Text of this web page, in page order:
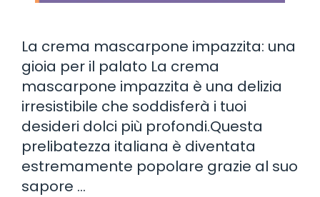
La crema mascarpone impazzita: una
gioia per il palato La crema
mascarpone impazzita è una delizia
irresistibile che soddisferà i tuoi
desideri dolci più profondi.Questa
prelibatezza italiana è diventata
estremamente popolare grazie al suo
sapore …